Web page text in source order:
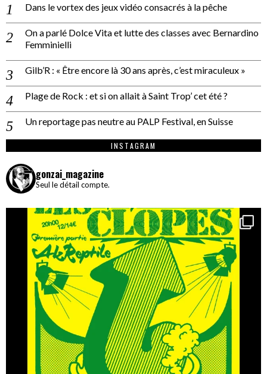
Dans le vortex des jeux vidéo consacrés à la pêche
On a parlé Dolce Vita et lutte des classes avec Bernardino
Femminielli
Gilb’R : « Être encore là 30 ans après, c’est miraculeux »
Plage de Rock : et si on allait à Saint Trop’ cet été ?
Un reportage pas neutre au PALP Festival, en Suisse
INSTAGRAM
gonzai_magazine
Seul le détail compte.